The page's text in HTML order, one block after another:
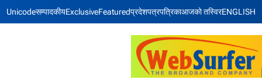
Unicodeसम्पादकीयExclusiveFeaturedप्रदेशपत्रपत्रिकाआजकाे तस्विरENGLISH